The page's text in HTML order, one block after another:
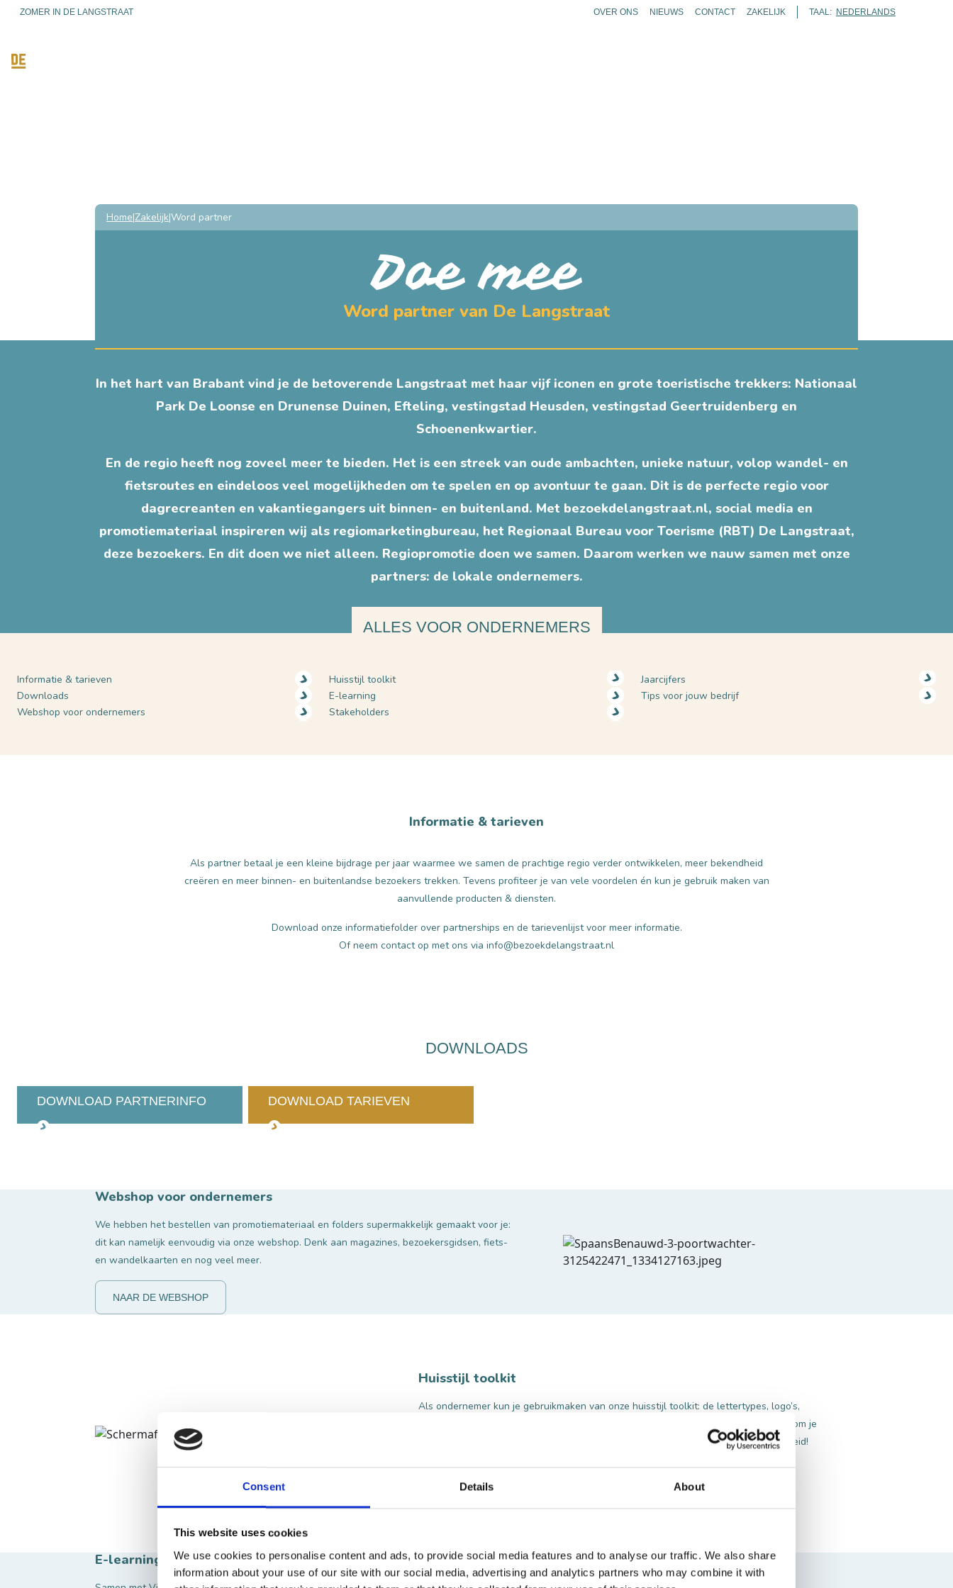
Consent Details About
This website uses cookies
We use cookies to personalise content and ads, to provide social media features and to analyse our traffic. We also share
information about your use of our site with our social media, advertising and analytics partners who may combine it with
ZOMER IN DE LANGSTRAAT OVER ONS NIEUWS CONTACT ZAKELIJK TAAL: NEDERLANDS
Home ZakelijkWord partner
Doe mee
Word partner van De Langstraat
In het hart van Brabant vind je de betoverende Langstraat met haar vijf iconen en grote toeristische trekkers: Nationaal
Park De Loonse en Drunense Duinen, Efteling, vestingstad Heusden, vestingstad Geertruidenberg en
Schoenenkwartier.
En de regio heeft nog zoveel meer te bieden. Het is een streek van oude ambachten, unieke natuur, volop wandel- en
fietsroutes en eindeloos veel mogelijkheden om te spelen en op avontuur te gaan. Dit is de perfecte regio voor
dagrecreanten en vakantiegangers uit binnen- en buitenland. Met bezoekdelangstraat.nl, social media en
promotiemateriaal inspireren wij als regiomarketingbureau, het Regionaal Bureau voor Toerisme (RBT) De Langstraat,
deze bezoekers. En dit doen we niet alleen. Regiopromotie doen we samen. Daarom werken we nauw samen met onze
partners: de lokale ondernemers.
ALLES VOOR ONDERNEMERS
Informatie & tarieven
Downloads
Webshop voor ondernemers
Huisstijl toolkit
E-learning
Stakeholders
Jaarcijfers
Tips voor jouw bedrijf
Informatie & tarieven
Als partner betaal je een kleine bijdrage per jaar waarmee we samen de prachtige regio verder ontwikkelen, meer bekendheid
creëren en meer binnen- en buitenlandse bezoekers trekken. Tevens profiteer je van vele voordelen én kun je gebruik maken van
aanvullende producten & diensten.
Download onze informatiefolder over partnerships en de tarievenlijst voor meer informatie.
Of neem contact op met ons via info@bezoekdelangstraat.nl
DOWNLOADS
DOWNLOAD PARTNERINFO DOWNLOAD TARIEVEN
Webshop voor ondernemers
We hebben het bestellen van promotiemateriaal en folders supermakkelijk gemaakt voor je:
dit kan namelijk eenvoudig via onze webshop. Denk aan magazines, bezoekersgidsen, fiets-
en wandelkaarten en nog veel meer.
NAAR DE WEBSHOP
Huisstijl toolkit
Als ondernemer kun je gebruikmaken van onze huisstijl toolkit: de lettertypes, logo’s,
kleurenpaletten en beelden van De Langstraat. Zo wordt het een stuk makkelijker om je
bedrijfsuiting van een De Langstraat-tintje te voorzien – goed voor de herkenbaarheid!
E-learning